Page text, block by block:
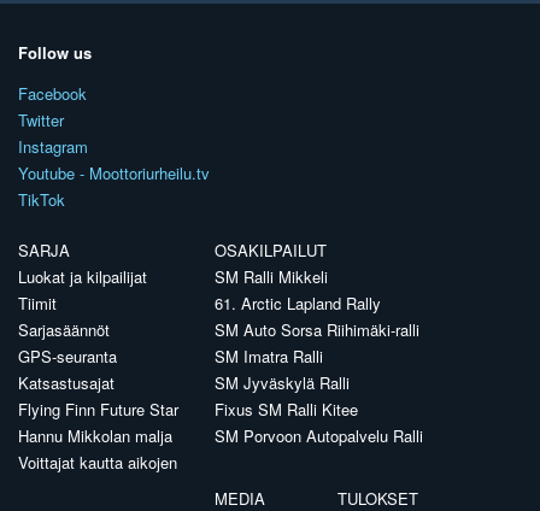
Follow us
Facebook
Twitter
Instagram
Youtube - Moottoriurheilu.tv
TikTok
SARJA
Luokat ja kilpailijat
Tiimit
Sarjasäännöt
GPS-seuranta
Katsastusajat
Flying Finn Future Star
Hannu Mikkolan malja
Voittajat kautta aikojen
OSAKILPAILUT
SM Ralli Mikkeli
61. Arctic Lapland Rally
SM Auto Sorsa Riihimäki-ralli
SM Imatra Ralli
SM Jyväskylä Ralli
Fixus SM Ralli Kitee
SM Porvoon Autopalvelu Ralli
MEDIA
TULOKSET